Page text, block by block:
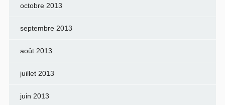
octobre 2013
septembre 2013
août 2013
juillet 2013
juin 2013